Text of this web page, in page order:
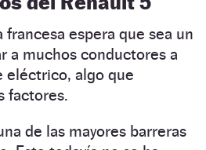
espera que sea un
a muchos conductores a
eléctrico, algo que
factores.
de las mayores barreras